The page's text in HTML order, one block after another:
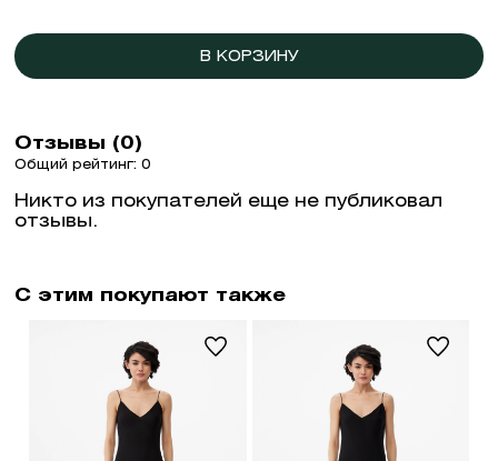
В КОРЗИНУ
Отзывы (0)
Общий рейтинг: 0
Никто из покупателей еще не публиковал
отзывы.
С этим покупают также